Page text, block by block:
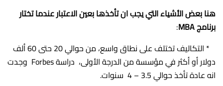
هنا بعض الأشياء التي يجب ان تأخذها بعين الاعتبار عندما تختار
برنامج MBA
:
* التكاليف تختلف على نطاق واسع، من حوالي 20 حتى 60 ألف
دولار أو أكثر في مؤسسة من الدرجة الأولى، دراسة Forbes وجدت
انه عادة تأخذ حوالي 3.5 – 4 سنوات.